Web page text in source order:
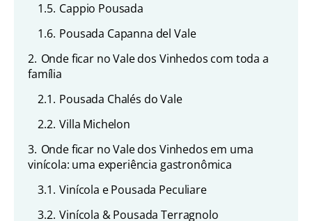
1.5. Cappio Pousada
1.6. Pousada Capanna del Vale
2. Onde ficar no Vale dos Vinhedos com toda a
família
2.1. Pousada Chalés do Vale
2.2. Villa Michelon
3. Onde ficar no Vale dos Vinhedos em uma
vinícola: uma experiência gastronômica
3.1. Vinícola e Pousada Peculiare
3.2. Vinícola & Pousada Terragnolo